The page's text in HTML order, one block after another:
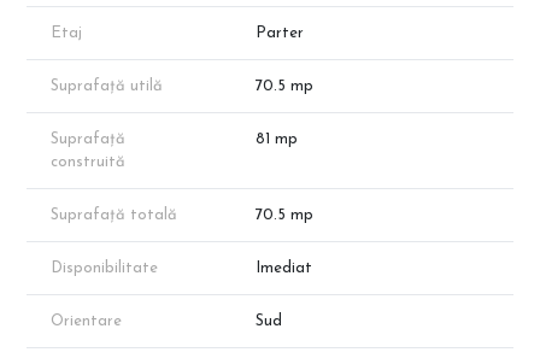
funcție de vânzări.
*Suprafața apartamentului menționată în anunț este suprafața
va reieși în urma măsurătorilor cadastrale.
Etaj Parter
Suprafață utilă 70.5 mp
Suprafață
construită
81 mp
Suprafață totală 70.5 mp
Disponibilitate Imediat
Orientare Sud